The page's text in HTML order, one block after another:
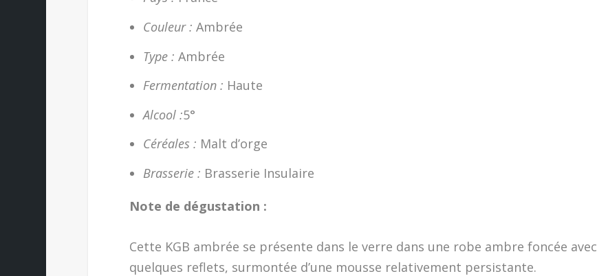
Couleur : Ambrée
Type : Ambrée
Fermentation : Haute
Alcool :5°
Céréales : Malt d’orge
Brasserie : Brasserie Insulaire
Note de dégustation :
Cette KGB ambrée se présente dans le verre dans une robe ambre foncée avec
quelques reflets, surmontée d’une mousse relativement persistante.